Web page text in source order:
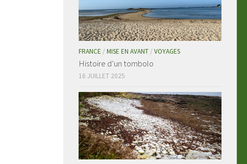
FRANCE / MISE EN AVANT/ VOYAGES
Histoire d’un tombolo
16 JUILLET 2025